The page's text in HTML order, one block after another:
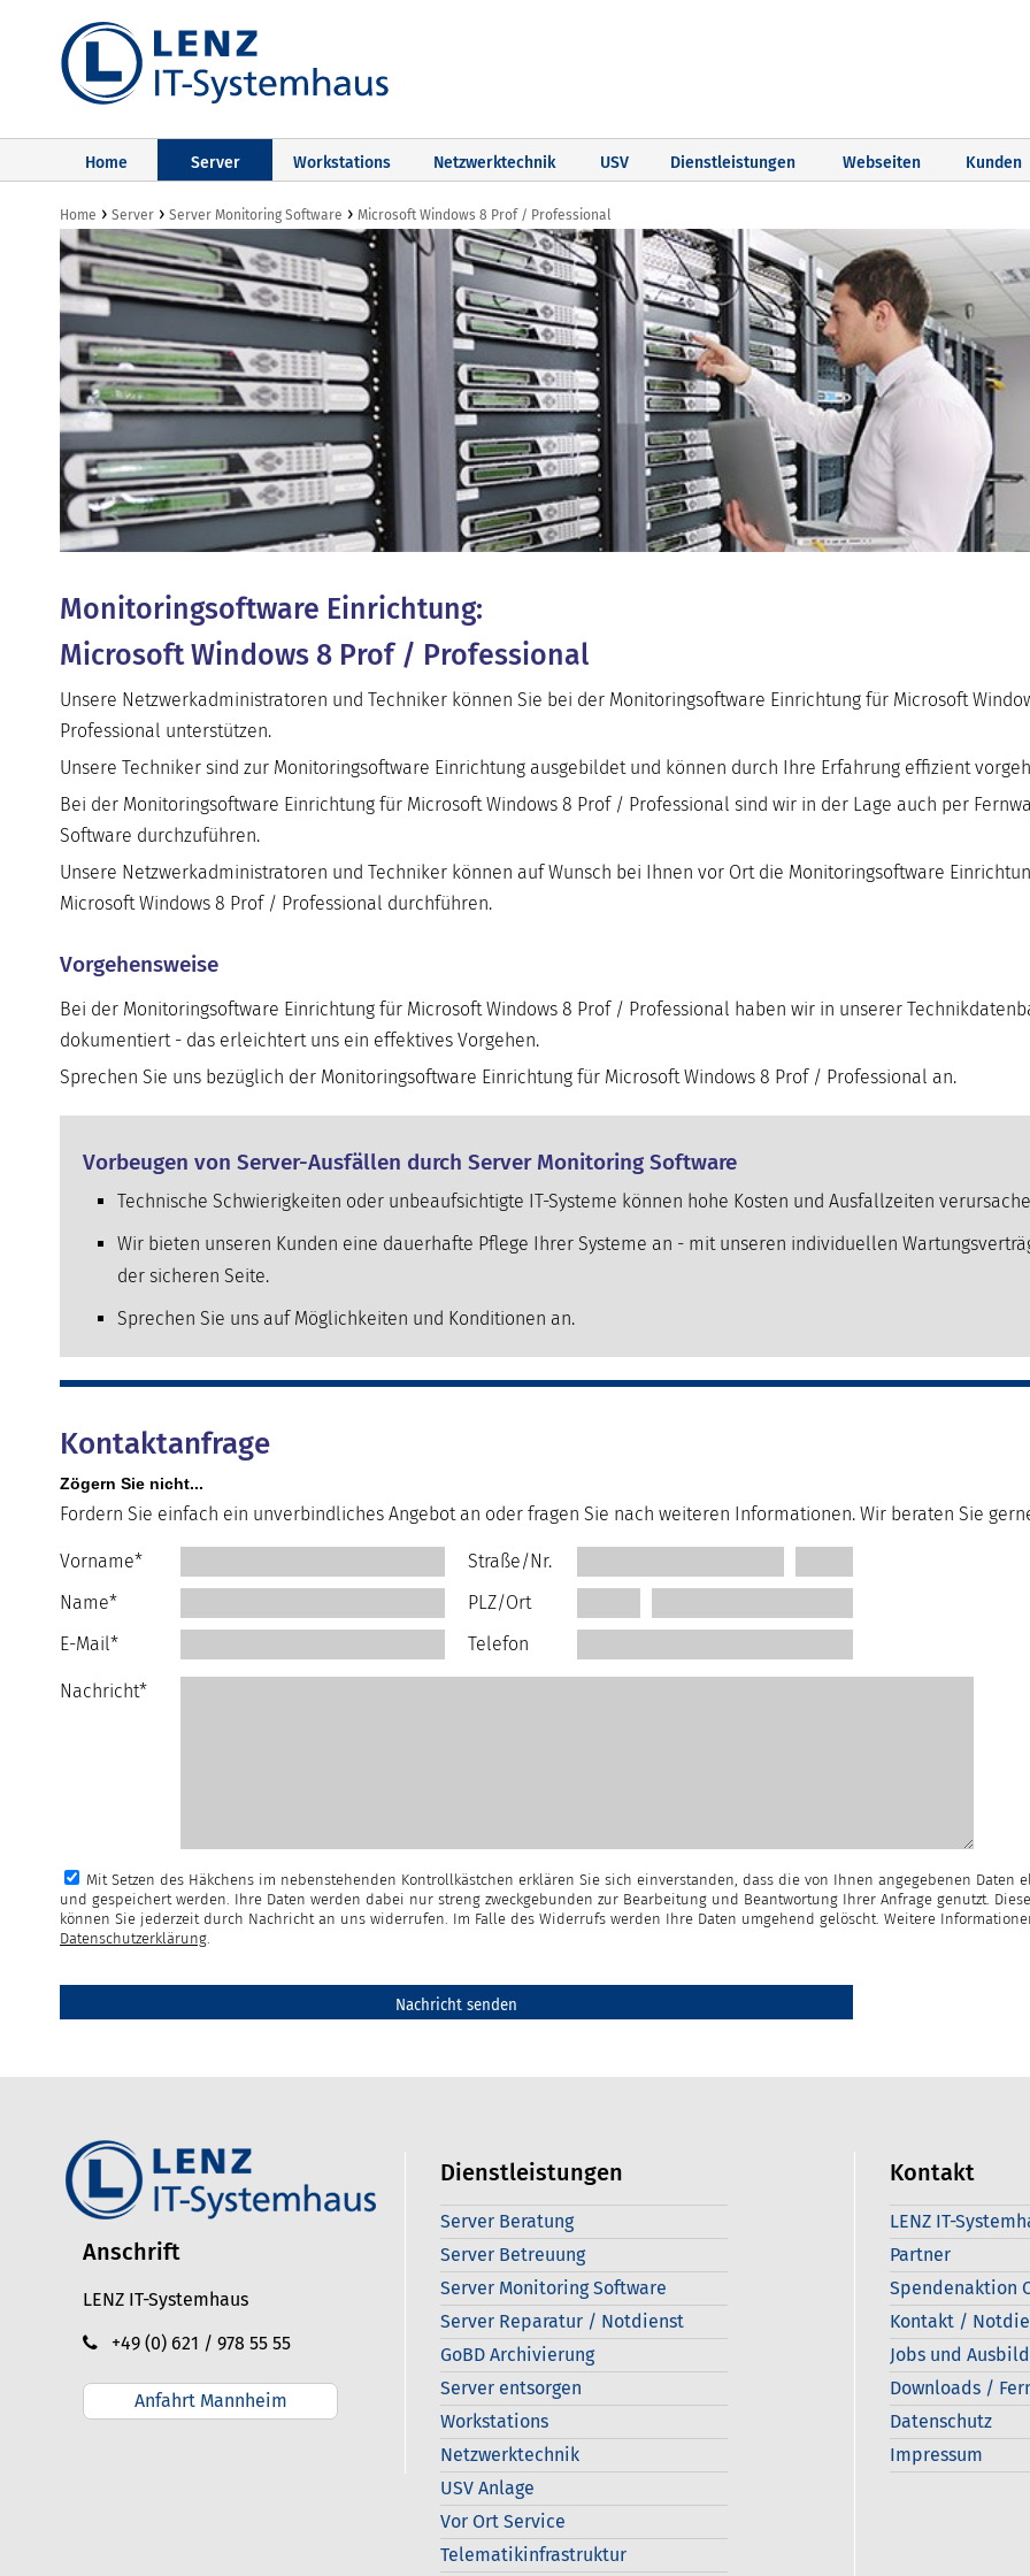
Home Server Workstations Netzwerktechnik USV Dienstleistungen Webseiten Kunden
Home › Server › Server Monitoring Software › Microsoft Windows 8 Prof / Professional
Monitoringsoftware Einrichtung:
Microsoft Windows 8 Prof / Professional
Unsere Netzwerkadministratoren und Techniker können Sie bei der Monitoringsoftware Einrichtung für Microsoft
Professional unterstützen.
Unsere Techniker sind zur Monitoringsoftware Einrichtung ausgebildet und können durch Ihre Erfahrung effizient
Bei der Monitoringsoftware Einrichtung für Microsoft Windows 8 Prof / Professional sind wir in der Lage auch per
Software durchzuführen.
Unsere Netzwerkadministratoren und Techniker können auf Wunsch bei Ihnen vor Ort die Monitoringsoftware
Microsoft Windows 8 Prof / Professional durchführen.
Vorgehensweise
Bei der Monitoringsoftware Einrichtung für Microsoft Windows 8 Prof / Professional haben wir in unserer
dokumentiert - das erleichtert uns ein effektives Vorgehen.
Sprechen Sie uns bezüglich der Monitoringsoftware Einrichtung für Microsoft Windows 8 Prof / Professional an.
Vorbeugen von Server-Ausfällen durch Server Monitoring Software
Technische Schwierigkeiten oder unbeaufsichtigte IT-Systeme können hohe Kosten und Ausfallzeiten
Wir bieten unseren Kunden eine dauerhafte Pflege Ihrer Systeme an - mit unseren individuellen
der sicheren Seite.
Sprechen Sie uns auf Möglichkeiten und Konditionen an.
Kontaktanfrage
Zögern Sie nicht...
Fordern Sie einfach ein unverbindliches Angebot an oder fragen Sie nach weiteren Informationen. Wir beraten Sie
Vorname*
Name*
E-Mail*
Straße/Nr.
PLZ/Ort
Telefon
Nachricht*
Mit Setzen des Häkchens im nebenstehenden Kontrollkästchen erklären Sie sich einverstanden, dass die von Ihnen angegebenen Daten
und gespeichert werden. Ihre Daten werden dabei nur streng zweckgebunden zur Bearbeitung und Beantwortung Ihrer Anfrage genutzt.
können Sie jederzeit durch Nachricht an uns widerrufen. Im Falle des Widerrufs werden Ihre Daten umgehend gelöscht. Weitere
Datenschutzerklärung.
Anschrift
LENZ IT-Systemhaus
+49 (0) 621 / 978 55 55
Anfahrt Mannheim
Dienstleistungen
Server Beratung
Server Betreuung
Server Monitoring Software
Server Reparatur / Notdienst
GoBD Archivierung
Server entsorgen
Workstations
Netzwerktechnik
USV Anlage
Vor Ort Service
Telematikinfrastruktur
Kontakt
LENZ IT-
Partner
Spendenaktion
Kontakt /
Jobs und
Downloads /
Datenschutz
Impressum